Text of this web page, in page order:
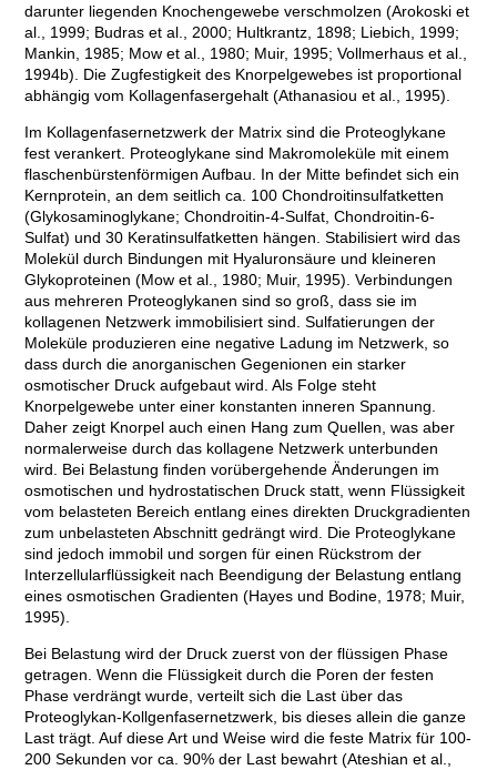
darunter liegenden Knochengewebe verschmolzen (Arokoski et
al., 1999; Budras et al., 2000; Hultkrantz, 1898; Liebich, 1999;
Mankin, 1985; Mow et al., 1980; Muir, 1995; Vollmerhaus et al.,
1994b). Die Zugfestigkeit des Knorpelgewebes ist proportional
abhängig vom Kollagenfasergehalt (Athanasiou et al., 1995).
Im Kollagenfasernetzwerk der Matrix sind die Proteoglykane
fest verankert. Proteoglykane sind Makromoleküle mit einem
flaschenbürstenförmigen Aufbau. In der Mitte befindet sich ein
Kernprotein, an dem seitlich ca. 100 Chondroitinsulfatketten
(Glykosaminoglykane; Chondroitin-4-Sulfat, Chondroitin-6-
Sulfat) und 30 Keratinsulfatketten hängen. Stabilisiert wird das
Molekül durch Bindungen mit Hyaluronsäure und kleineren
Glykoproteinen (Mow et al., 1980; Muir, 1995). Verbindungen
aus mehreren Proteoglykanen sind so groß, dass sie im
kollagenen Netzwerk immobilisiert sind. Sulfatierungen der
Moleküle produzieren eine negative Ladung im Netzwerk, so
dass durch die anorganischen Gegenionen ein starker
osmotischer Druck aufgebaut wird. Als Folge steht
Knorpelgewebe unter einer konstanten inneren Spannung.
Daher zeigt Knorpel auch einen Hang zum Quellen, was aber
normalerweise durch das kollagene Netzwerk unterbunden
wird. Bei Belastung finden vorübergehende Änderungen im
osmotischen und hydrostatischen Druck statt, wenn Flüssigkeit
vom belasteten Bereich entlang eines direkten Druckgradienten
zum unbelasteten Abschnitt gedrängt wird. Die Proteoglykane
sind jedoch immobil und sorgen für einen Rückstrom der
Interzellularflüssigkeit nach Beendigung der Belastung entlang
eines osmotischen Gradienten (Hayes und Bodine, 1978; Muir,
1995).
Bei Belastung wird der Druck zuerst von der flüssigen Phase
getragen. Wenn die Flüssigkeit durch die Poren der festen
Phase verdrängt wurde, verteilt sich die Last über das
Proteoglykan-Kollgenfasernetzwerk, bis dieses allein die ganze
Last trägt. Auf diese Art und Weise wird die feste Matrix für 100-
200 Sekunden vor ca. 90% der Last bewahrt (Ateshian et al.,